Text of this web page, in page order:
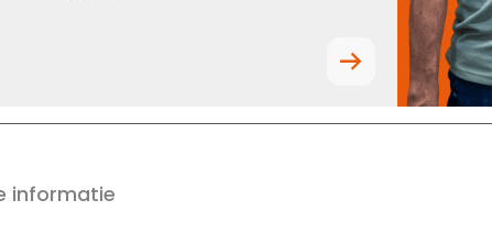
informatie